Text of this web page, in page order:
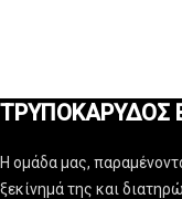
ΤΡΥΠΟΚΑΡΥΔΟΣ
Η ομάδα μας,
ξεκίνημά της και